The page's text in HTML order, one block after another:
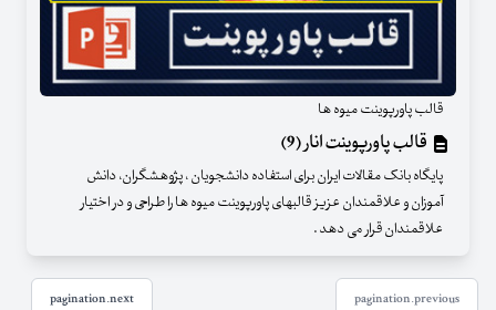
قالب پاورپوینت میوه ها
قالب پاورپوینت انار (9)
پایگاه بانک مقالات ایران برای استفاده دانشجویان ، پژوهشگران، دانش
آموزان و علاقمندان عزیز قالبهای پاورپوینت میوه ها را طراحی و در اختیار
علاقمندان قرار می دهد .
pagination.previous
pagination.next